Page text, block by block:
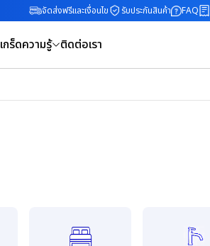
จัดส่งฟรีและเงื่อนไข รับประกันสินค้า FAQ
เกร็ดความรู้ ติดต่อเรา